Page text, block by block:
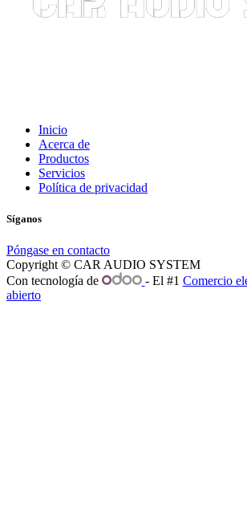
Inicio
Acerca de
Productos
Servicios
Política de privacidad
Síganos
Póngase en contacto
Copyright © CAR AUDIO SYSTEM
Con tecnología de
- El #1 Comercio
abierto